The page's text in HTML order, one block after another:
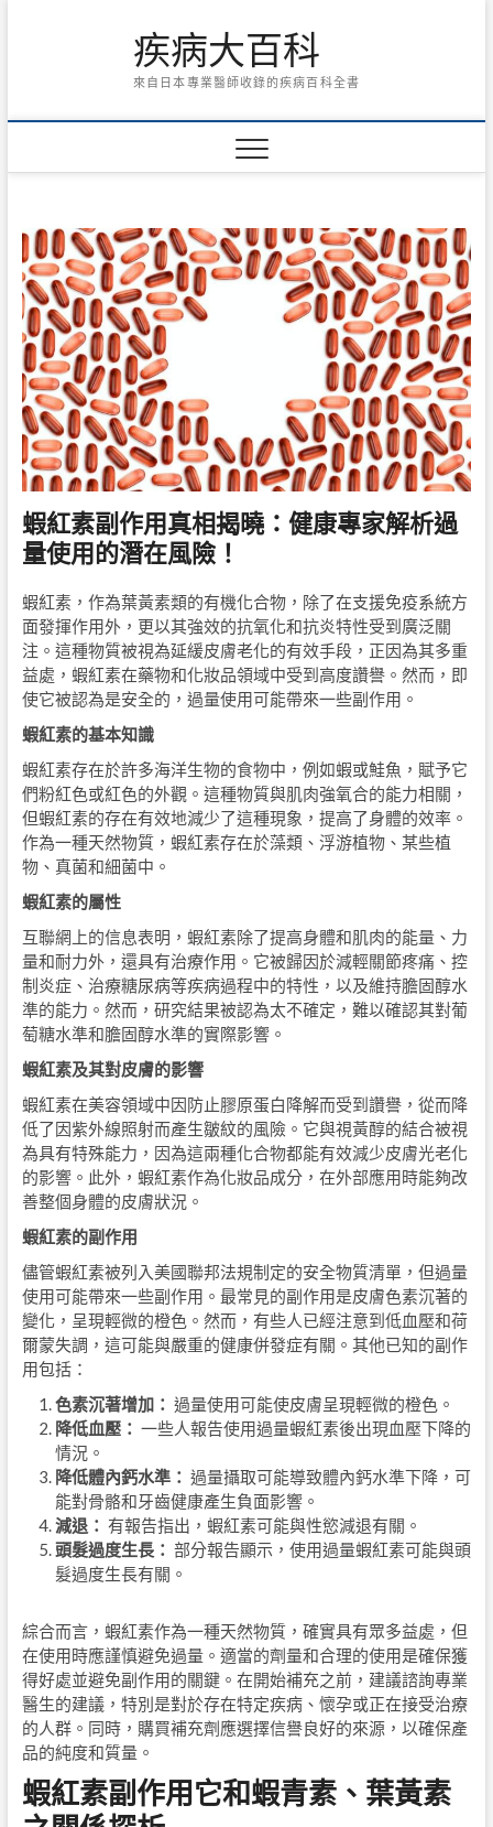
疾病大百科
來自日本專業醫師收錄的疾病百科全書
蝦紅素副作用真相揭曉：健康專家解析過
量使用的潛在風險！
蝦紅素，作為葉黃素類的有機化合物，除了在支援免疫系統方
面發揮作用外，更以其強效的抗氧化和抗炎特性受到廣泛關
注。這種物質被視為延緩皮膚老化的有效手段，正因為其多重
益處，蝦紅素在藥物和化妝品領域中受到高度讚譽。然而，即
使它被認為是安全的，過量使用可能帶來一些副作用。
蝦紅素的基本知識
蝦紅素存在於許多海洋生物的食物中，例如蝦或鮭魚，賦予它
們粉紅色或紅色的外觀。這種物質與肌肉強氧合的能力相關，
但蝦紅素的存在有效地減少了這種現象，提高了身體的效率。
作為一種天然物質，蝦紅素存在於藻類、浮游植物、某些植
物、真菌和細菌中。
蝦紅素的屬性
互聯網上的信息表明，蝦紅素除了提高身體和肌肉的能量、力
量和耐力外，還具有治療作用。它被歸因於減輕關節疼痛、控
制炎症、治療糖尿病等疾病過程中的特性，以及維持膽固醇水
準的能力。然而，研究結果被認為太不確定，難以確認其對葡
萄糖水準和膽固醇水準的實際影響。
蝦紅素及其對皮膚的影響
蝦紅素在美容領域中因防止膠原蛋白降解而受到讚譽，從而降
低了因紫外線照射而產生皺紋的風險。它與視黃醇的結合被視
為具有特殊能力，因為這兩種化合物都能有效減少皮膚光老化
的影響。此外，蝦紅素作為化妝品成分，在外部應用時能夠改
善整個身體的皮膚狀況。
蝦紅素的副作用
儘管蝦紅素被列入美國聯邦法規制定的安全物質清單，但過量
使用可能帶來一些副作用。最常見的副作用是皮膚色素沉著的
變化，呈現輕微的橙色。然而，有些人已經注意到低血壓和荷
爾蒙失調，這可能與嚴重的健康併發症有關。其他已知的副作
用包括：
色素沉著增加： 過量使用可能使皮膚呈現輕微的橙色。
降低血壓： 一些人報告使用過量蝦紅素後出現血壓下降的
情況。
降低體內鈣水準： 過量攝取可能導致體內鈣水準下降，可
能對骨骼和牙齒健康產生負面影響。
減退： 有報告指出，蝦紅素可能與性慾減退有關。
頭髮過度生長： 部分報告顯示，使用過量蝦紅素可能與頭
髮過度生長有關。
綜合而言，蝦紅素作為一種天然物質，確實具有眾多益處，但
在使用時應謹慎避免過量。適當的劑量和合理的使用是確保獲
得好處並避免副作用的關鍵。在開始補充之前，建議諮詢專業
醫生的建議，特別是對於存在特定疾病、懷孕或正在接受治療
的人群。同時，購買補充劑應選擇信譽良好的來源，以確保產
品的純度和質量。
蝦紅素副作用它和蝦青素、葉黃素